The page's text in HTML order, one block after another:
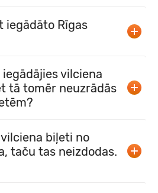
iegādāto Rīgas
vilciena
tā tomēr neuzrādās
biļeti no
taču tas neizdodas.